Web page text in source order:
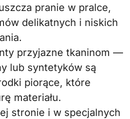
pranie w pralce,
delikatnych i niskich
przyjazne tkaninom —
lub syntetyków są
piorące, które
materiału.
stronie i w specjalnych